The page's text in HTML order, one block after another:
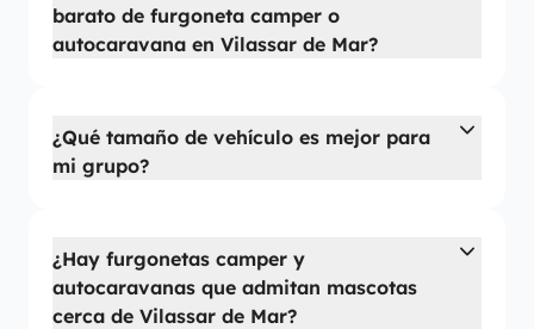
barato de furgoneta camper o
autocaravana en Vilassar de Mar?
¿Qué tamaño de vehículo es mejor para
mi grupo?
¿Hay furgonetas camper y
autocaravanas que admitan mascotas
cerca de Vilassar de Mar?